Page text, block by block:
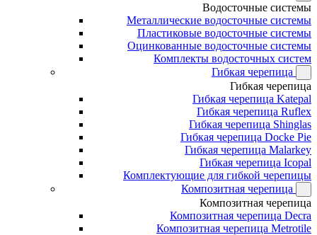
Водосточные системы
Металлические водосточные системы
Пластиковые водосточные системы
Оцинкованные водосточные системы
Комплекты водосточных систем
Гибкая черепица
Гибкая черепица
Гибкая черепица Katepal
Гибкая черепица Ruflex
Гибкая черепица Shinglas
Гибкая черепица Docke Pie
Гибкая черепица Malarkey
Гибкая черепица Icopal
Комплектующие для гибкой черепицы
Композитная черепица
Композитная черепица
Композитная черепица Decra
Композитная черепица Metrotile